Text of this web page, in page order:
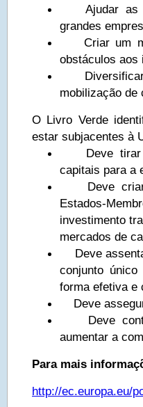
Ajudar as
grandes
Criar um
obstáculos aos
Diversificar
mobilização de
O Livro Verde
estar subjacentes à
Deve tirar o
capitais para a
Deve criar
Estados-
investimento
mercados de
Deve
conjunto
forma efetiva e
Deve
Deve
aumentar a
Para mais
http://ec.europa.eu/